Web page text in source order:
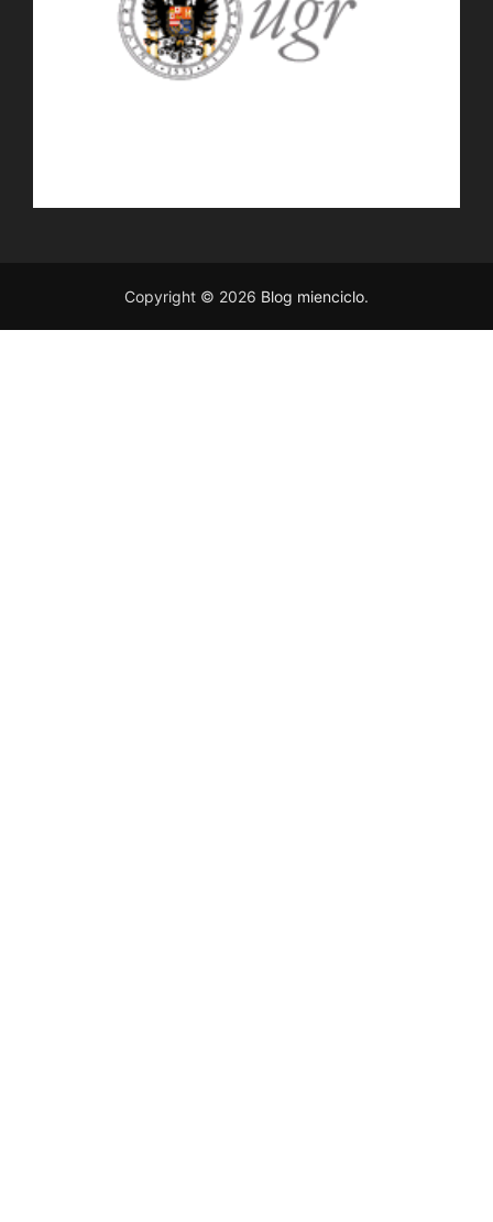
Copyright © 2026 Blog mienciclo.